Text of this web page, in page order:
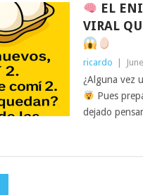
EL
VIRAL
ricardo
¿Alguna vez
Pues
dejado